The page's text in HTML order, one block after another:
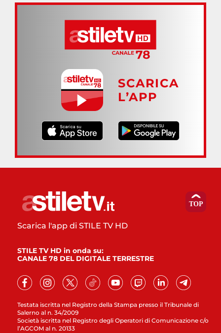
SCARICA
L’APP
Testata iscritta nel Registro della Stampa presso il Tribunale di
Salerno al n. 34/2009
Società iscritta nel Registro degli Operatori di Comunicazione c/o
l’AGCOM al n. 20133
Scarica l'app di STILE TV HD
STILE TV HD in onda su:
CANALE 78 DEL DIGITALE TERRESTRE